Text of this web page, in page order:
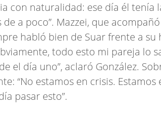
con naturalidad: ese día él tenía
de a poco”. Mazzei, que
habló bien de Suar frente a su
todo esto mi pareja lo
el día uno”, aclaró González.
“No estamos en crisis.
pasar esto”.